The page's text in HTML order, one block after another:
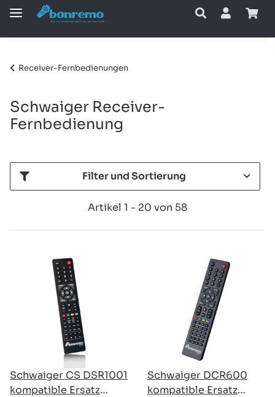
Receiver-Fernbedienungen
Schwaiger Receiver-
Fernbedienung
Filter und Sortierung
Artikel 1 - 20 von 58
Schwaiger CS DSR1001
kompatible Ersatz
Schwaiger DCR600
kompatible Ersatz